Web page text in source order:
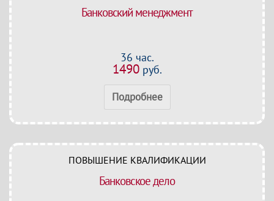
Банковский менеджмент
36 час.
1490руб.
Подробнее
ПОВЫШЕНИЕ КВАЛИФИКАЦИИ
Банковское дело